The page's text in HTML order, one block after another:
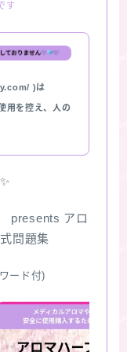
す
)は
用を控え、人の
presents アロ
問題集
ード付)